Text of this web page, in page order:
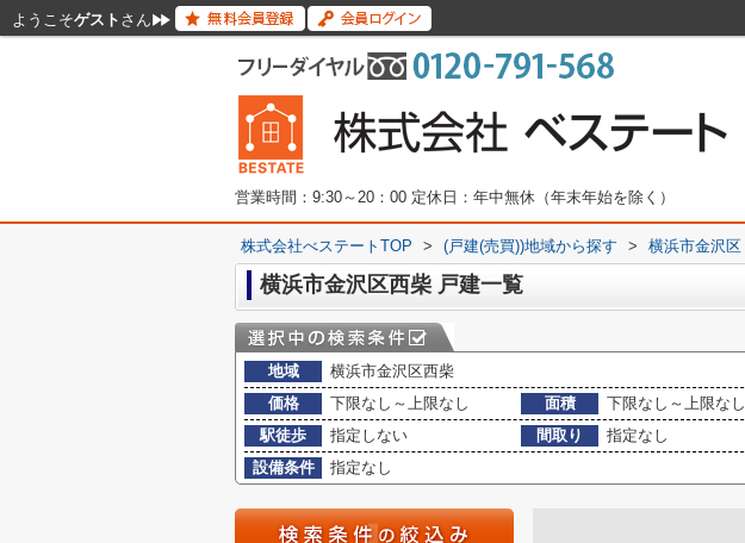
ようこそゲスト さん
営業時間：9:30～20：00 定休日：年中無休（年末年始を除く）
株式会社べステートTOP > (戸建(売買))地域から探す > 横浜市金沢区
横浜市金沢区西柴 戸建一覧
地域
横浜市金沢区西柴
価格
下限なし～上限なし 面積 下限なし～上限なし
駅徒歩
指定しない 間取り
指定なし
設備条件
指定なし